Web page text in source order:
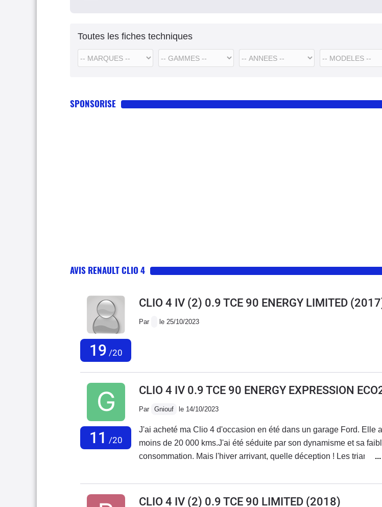
Toutes les fiches techniques
SPONSORISE
AVIS RENAULT CLIO 4
19 /20
CLIO 4 IV (2) 0.9 TCE 90 ENERGY LIMITED
Par le 25/10/2023
11 /20
CLIO 4 IV 0.9 TCE 90 ENERGY EXPRESSION
Par Gniouf le 14/10/2023
J'ai acheté ma Clio 4 d'occasion en été dans un garage Ford. Elle
moins de 20 000 kms.J'ai été séduite par son dynamisme et sa
consommation. Mais l'hiver arrivant, quelle déception ! Les
est bien installé.D'après Renault, c'est un défaut de fabrication, on
faire...Vente avec vice de forme...La visibilité à l'arrière est très
CLIO 4 IV (2) 0.9 TCE 90 LIMITED (2018)